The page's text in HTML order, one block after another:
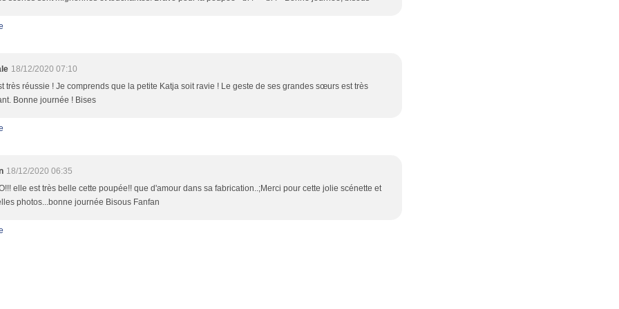
18/12/2020 07:10
très réussie ! Je comprends que la petite Katja soit ravie ! Le geste de ses grandes sœurs est très
Bonne journée ! Bises
18/12/2020 06:35
elle est très belle cette poupée!! que d'amour dans sa fabrication..;Merci pour cette jolie scénette et
photos...bonne journée Bisous Fanfan